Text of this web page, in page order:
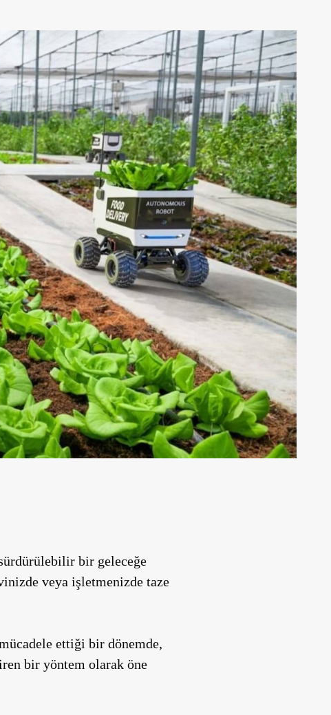
bir geleceğe
veya işletmenizde taze
ettiği bir dönemde,
bir yöntem olarak öne